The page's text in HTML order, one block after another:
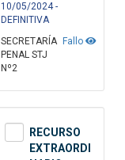
10/05/2024 -
DEFINITIVA
Fallo
SECRETARÍA
PENAL STJ
Nº2
RECURSO
EXTRAORDI